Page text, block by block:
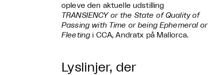
opleve den aktuelle udstilling
TRANSIENCY or the State of Quality of
Passing with Time or being Ephemeral or
Fleeting i CCA, Andratx på Mallorca.
Lyslinjer, der